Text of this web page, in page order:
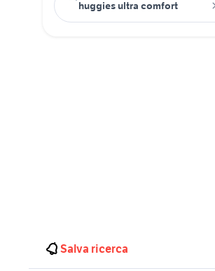
Salva ricerca